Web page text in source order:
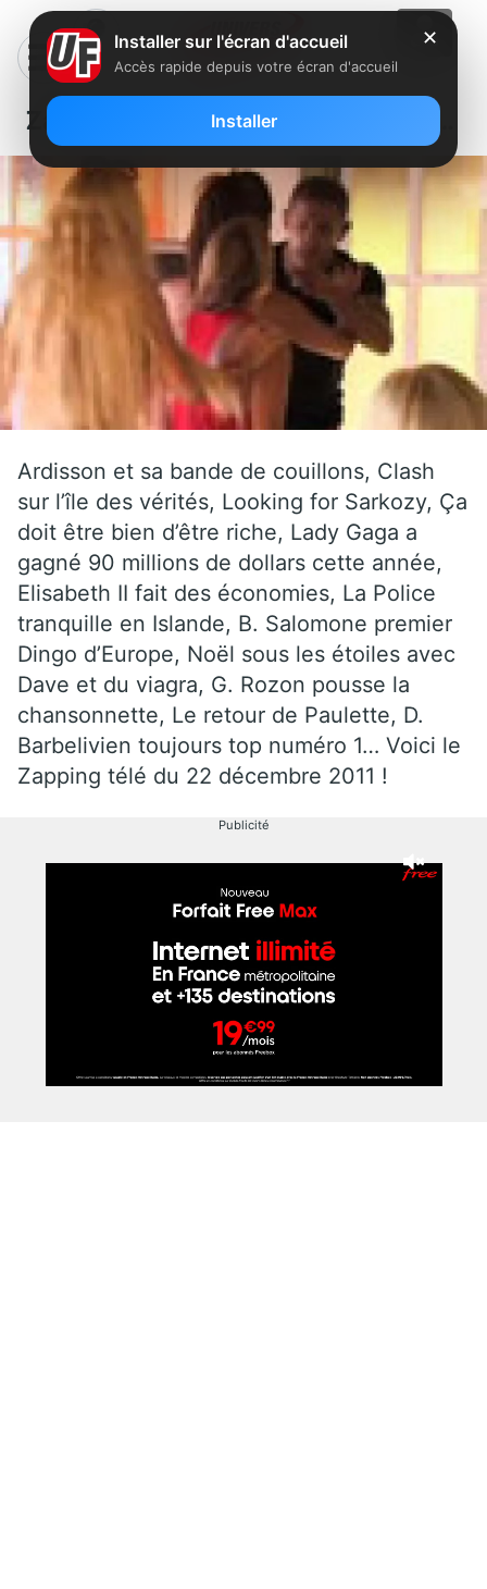
Zapping : Clash sur l’île des vérités…
Ardisson et sa bande de couillons, Clash
sur l’île des vérités, Looking for Sarkozy, Ça
doit être bien d’être riche, Lady Gaga a
gagné 90 millions de dollars cette année,
Elisabeth II fait des économies, La Police
tranquille en Islande, B. Salomone premier
Dingo d’Europe, Noël sous les étoiles avec
Dave et du viagra, G. Rozon pousse la
chansonnette, Le retour de Paulette, D.
Barbelivien toujours top numéro 1… Voici le
Zapping télé du 22 décembre 2011 !
Publicité
✕
Installer sur l'écran d'accueil
Accès rapide depuis votre écran d'accueil
Installer